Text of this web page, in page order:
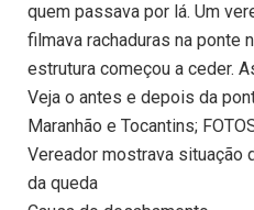
quem passava por lá. Um
filmava rachaduras na ponte
estrutura começou a ceder.
Veja o antes e depois da
Maranhão e Tocantins;
Vereador mostrava situação
da queda